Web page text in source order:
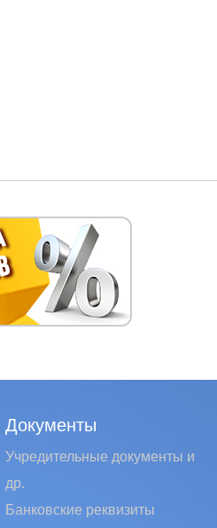
Документы
Учредительные документы и
др.
Банковские реквизиты